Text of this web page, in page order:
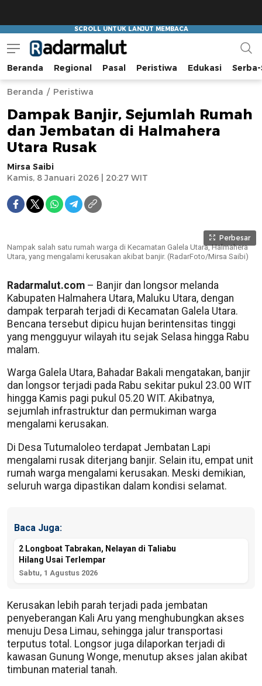
Radar Malut
Bacaan Nyindir
Beranda Regional Pasal Peristiwa Edukasi
Beranda Peristiwa
Dampak Banjir, Sejumlah Rumah
dan Jembatan di Halmahera
Utara Rusak
Mirsa Saibi
Kamis, 8 Januari 2026 | 20:27 WIT
Perbesar
Nampak salah satu rumah warga di Kecamatan Galela Utara, Halmahera
Utara, yang mengalami kerusakan akibat banjir. (RadarFoto/Mirsa Saibi)
Radarmalut.com – Banjir dan longsor melanda
Kabupaten Halmahera Utara, Maluku Utara, dengan
dampak terparah terjadi di Kecamatan Galela Utara.
Bencana tersebut dipicu hujan berintensitas tinggi
yang mengguyur wilayah itu sejak Selasa hingga Rabu
malam.
Warga Galela Utara, Bahadar Bakali mengatakan, banjir
dan longsor terjadi pada Rabu sekitar pukul 23.00 WIT
hingga Kamis pagi pukul 05.20 WIT. Akibatnya,
sejumlah infrastruktur dan permukiman warga
mengalami kerusakan.
Di Desa Tutumaloleo terdapat Jembatan Lapi
mengalami rusak diterjang banjir. Selain itu, empat unit
rumah warga mengalami kerusakan. Meski demikian,
seluruh warga dipastikan dalam kondisi selamat.
Baca Juga:
2 Longboat Tabrakan, Nelayan di Taliabu
Hilang Usai Terlempar
Sabtu, 1 Agustus 2026
Kerusakan lebih parah terjadi pada jembatan
penyeberangan Kali Aru yang menghubungkan akses
menuju Desa Limau, sehingga jalur transportasi
terputus total. Longsor juga dilaporkan terjadi di
kawasan Gunung Wonge, menutup akses jalan akibat
timbunan material tanah.